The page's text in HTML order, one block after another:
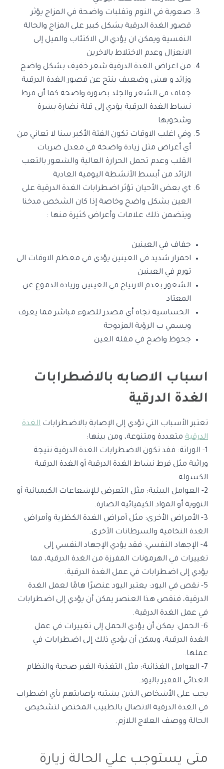
صعوبة في النوم وتقلبات واضحة في المزاج يؤثر
قصور الغدة الدرقية بشكل كبير على المزاج والحالة
النفسية ويمكن ان يؤدي الى الاكتئاب والميل إلى
الانعزال وعدم الاختلاط بالاخرين
من اعراض الغدة الدرقية شعر خفيف بشكل واضح
وزائد و هش وضعيف ينتج عن قصور الغدة الدرقية
جفاف في الشعر والجلد بصورة واضحة كما أن فرط
نشاط الغدة الدرقية يؤدي إلى قلة نضارة بشرة
وشحوبها
وفي اغلب الاوقات تكون الفئة الأكبر سنا لا تعاني من
أي أعراض مثل زيادة واضحة في معدل ضربات
القلب وعدم تحمل الحرارة العالية والشعور بالتعب
الزائد من أبسط الأنشطة اليومية العادية
tي بعض الأحيان تؤثر اضطرابات الغدة الدرقية على
العين بشكل واضح وخاصة إذا كان الشخص مدخنا
ويتضمن ذلك علامات وأعراض كثيرة منها :
جفاف في العينين
احمرار شديد في العينين يؤدي في معظم الاوقات الى
تورم في العينين
الشعور بعدم الارتياح في العينين وزيادة الدموع عن
المعتاد
الحساسية تجاه أي مصدر للضوء مباشر مما يعرف
ويسمي ب الرؤية المزدوجة
جحوظ واضح في مقلة العين
اسباب الاصابه بالاضطرابات
الغدة الدرقية
تعتبر الأسباب التي تؤدي إلى الإصابة بالاضطرابات الغدة
الدرقية متعددة ومتنوعة، ومن بينها:
1- الوراثة: فقد تكون الاضطرابات الغدة الدرقية نتيجة
وراثية مثل فرط نشاط الغدة الدرقية أو الغدة الدرقية
الكسولة.
2- العوامل البيئية: مثل التعرض للإشعاعات الكيميائية أو
النووية أو المواد الكيميائية الضارة.
3- الأمراض الأخرى: مثل أمراض الغدة الكظرية وأمراض
الغدة النخامية والسرطانات الأخرى.
4- الإجهاد النفسي: فقد يؤدي الإجهاد النفسي إلى
تغييرات في الهرمونات المفرزة من الغدة الدرقية، مما
يؤدي إلى اضطرابات في عمل الغدة الدرقية.
5- نقص في اليود: يعتبر اليود عنصرًا هامًا لعمل الغدة
الدرقية، فنقص هذا العنصر يمكن أن يؤدي إلى اضطرابات
في عمل الغدة الدرقية.
6- الحمل: يمكن أن يؤدي الحمل إلى تغييرات في عمل
الغدة الدرقية، ويمكن أن يؤدي ذلك إلى اضطرابات في
عملها.
7- العوامل الغذائية: مثل التغذية الغير صحية والنظام
الغذائي الفقير باليود.
يجب على الأشخاص الذين يشتبه بإصابتهم بأي اضطراب
في الغدة الدرقية الاتصال بالطبيب المختص لتشخيص
الحالة ووصف العلاج اللازم.
متى يستوجب علي الحالة زيارة